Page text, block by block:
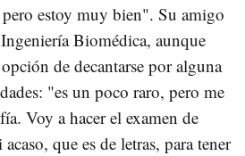
estoy muy bien". Su amigo
Biomédica, aunque
de decantarse por alguna
"es un poco raro, pero me
Voy a hacer el examen de
que es de letras, para tener